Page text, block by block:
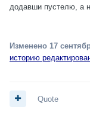
додавши пустелю, а
Изменено 17
историю
Quote